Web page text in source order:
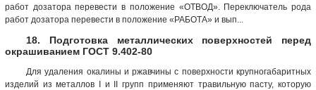
работ дозатора перевести в положение «ОТВОД». Переключатель рода
работ дозатора перевести в положение «РАБОТА» и вып...
18. Подготовка металлических поверхностей перед
окрашиванием ГОСТ 9.402-80
Для удаления окалины и ржавчины с поверхности крупногабаритных
изделий из металлов I и II групп применяют травильную пасту, которую